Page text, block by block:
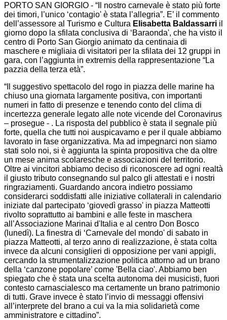
PORTO SAN GIORGIO - “Il nostro carnevale è stato più forte
dei timori, l’unico ‘contagio' è stata l’allegria”. E’ il commento
dell’assessore al Turismo e Cultura Elisabetta Baldassarri il
giorno dopo la sfilata conclusiva di ‘Baraonda', che ha visto il
centro di Porto San Giorgio animato da centinaia di
maschere e migliaia di visitatori per la sfilata dei 12 gruppi in
gara, con l’aggiunta in extremis della rappresentazione “La
pazzia della terza età”.
“Il suggestivo spettacolo del rogo in piazza delle marine ha
chiuso una giornata largamente positiva, con importanti
numeri in fatto di presenze e tenendo conto del clima di
incertezza generale legato alle note vicende del Coronavirus
– prosegue - . La risposta del pubblico è stata il segnale più
forte, quella che tutti noi auspicavamo e per il quale abbiamo
lavorato in fase organizzativa. Ma ad impegnarci non siamo
stati solo noi, si è aggiunta la spinta propositiva che da oltre
un mese anima scolaresche e associazioni del territorio.
Oltre ai vincitori abbiamo deciso di riconoscere ad ogni realtà
il giusto tributo consegnando sul palco gli attestati e i nostri
ringraziamenti. Guardando ancora indietro possiamo
considerarci soddisfatti alle iniziative collaterali in calendario
iniziate dal partecipato ‘giovedì grasso' in piazza Matteotti
rivolto soprattutto ai bambini e alle feste in maschera
all’Associazione Marinai d'Italia e al centro Don Bosco
(lunedì). La finestra di ‘Carnevale del mondo' di sabato in
piazza Matteotti, al terzo anno di realizzazione, è stata colta
invece da alcuni consiglieri di opposizione per vani appigli,
cercando la strumentalizzazione politica attorno ad un brano
della ‘canzone popolare’ come 'Bella ciao'. Abbiamo ben
spiegato che è stata una scelta autonoma dei musicisti, fuori
contesto carnascialesco ma certamente un brano patrimonio
di tutti. Grave invece è stato l’invio di messaggi offensivi
all’interprete del brano a cui va la mia solidarietà come
amministratore e cittadino”.